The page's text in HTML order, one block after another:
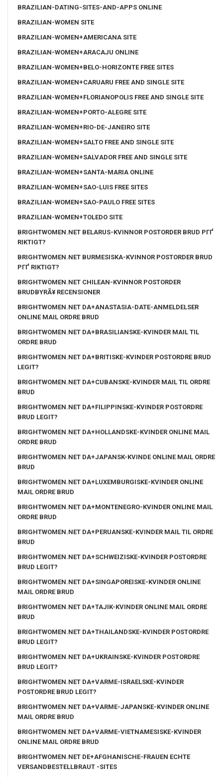
BRAZILIAN-DATING-SITES-AND-APPS ONLINE
BRAZILIAN-WOMEN SITE
BRAZILIAN-WOMEN+AMERICANA SITE
BRAZILIAN-WOMEN+ARACAJU ONLINE
BRAZILIAN-WOMEN+BELO-HORIZONTE FREE SITES
BRAZILIAN-WOMEN+CARUARU FREE AND SINGLE SITE
BRAZILIAN-WOMEN+FLORIANOPOLIS FREE AND SINGLE SITE
BRAZILIAN-WOMEN+PORTO-ALEGRE SITE
BRAZILIAN-WOMEN+RIO-DE-JANEIRO SITE
BRAZILIAN-WOMEN+SALTO FREE AND SINGLE SITE
BRAZILIAN-WOMEN+SALVADOR FREE AND SINGLE SITE
BRAZILIAN-WOMEN+SANTA-MARIA ONLINE
BRAZILIAN-WOMEN+SAO-LUIS FREE SITES
BRAZILIAN-WOMEN+SAO-PAULO FREE SITES
BRAZILIAN-WOMEN+TOLEDO SITE
BRIGHTWOMEN.NET BELARUS-KVINNOR POSTORDER BRUD PГҐ
RIKTIGT?
BRIGHTWOMEN.NET BURMESISKA-KVINNOR POSTORDER BRUD
PГҐ RIKTIGT?
BRIGHTWOMEN.NET CHILEAN-KVINNOR POSTORDER
BRUDBYRÃ¥ RECENSIONER
BRIGHTWOMEN.NET DA+ANASTASIA-DATE-ANMELDELSER
ONLINE MAIL ORDRE BRUD
BRIGHTWOMEN.NET DA+BRASILIANSKE-KVINDER MAIL TIL
ORDRE BRUD
BRIGHTWOMEN.NET DA+BRITISKE-KVINDER POSTORDRE BRUD
LEGIT?
BRIGHTWOMEN.NET DA+CUBANSKE-KVINDER MAIL TIL ORDRE
BRUD
BRIGHTWOMEN.NET DA+FILIPPINSKE-KVINDER POSTORDRE
BRUD LEGIT?
BRIGHTWOMEN.NET DA+HOLLANDSKE-KVINDER ONLINE MAIL
ORDRE BRUD
BRIGHTWOMEN.NET DA+JAPANSK-KVINDE ONLINE MAIL ORDRE
BRUD
BRIGHTWOMEN.NET DA+LUXEMBURGISKE-KVINDER ONLINE
MAIL ORDRE BRUD
BRIGHTWOMEN.NET DA+MONTENEGRO-KVINDER ONLINE MAIL
ORDRE BRUD
BRIGHTWOMEN.NET DA+PERUANSKE-KVINDER MAIL TIL ORDRE
BRUD
BRIGHTWOMEN.NET DA+SCHWEIZISKE-KVINDER POSTORDRE
BRUD LEGIT?
BRIGHTWOMEN.NET DA+SINGAPOREISKE-KVINDER ONLINE
MAIL ORDRE BRUD
BRIGHTWOMEN.NET DA+TAJIK-KVINDER ONLINE MAIL ORDRE
BRUD
BRIGHTWOMEN.NET DA+THAILANDSKE-KVINDER POSTORDRE
BRUD LEGIT?
BRIGHTWOMEN.NET DA+UKRAINSKE-KVINDER POSTORDRE
BRUD LEGIT?
BRIGHTWOMEN.NET DA+VARME-ISRAELSKE-KVINDER
POSTORDRE BRUD LEGIT?
BRIGHTWOMEN.NET DA+VARME-JAPANSKE-KVINDER ONLINE
MAIL ORDRE BRUD
BRIGHTWOMEN.NET DA+VARME-VIETNAMESISKE-KVINDER
ONLINE MAIL ORDRE BRUD
BRIGHTWOMEN.NET DE+AFGHANISCHE-FRAUEN ECHTE
VERSANDBESTELLBRAUT -SITES